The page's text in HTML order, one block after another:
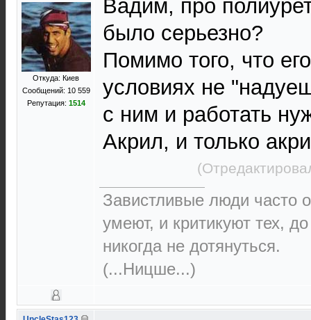
Откуда: Киев
Сообщений: 10 559
Репутация: 1514
Вадим, про
было серьезно?
Помимо того, что
условиях не
с ним и работать
Акрил, и только
Завистливые люди часто
умеют, и критикуют тех,
никогда не дотянуться.
(...Ницше...)